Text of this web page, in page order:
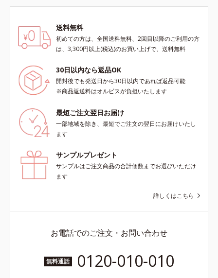
送料無料
初めての方は、全国送料無料、2回目以降のご利用の方
は、3,300円以上(税込)のお買い上げで、送料無料
30日以内なら返品OK
開封後でも発送日から30日以内であれば返品可能
※商品返送料はオルビスが負担いたします
最短ご注文翌日お届け
一部地域を除き、最短でご注文の翌日にお届けいたし
ます
サンプルプレゼント
サンプルはご注文商品の合計個数までお選びいただけ
ます
詳しくはこちら
お電話でのご注文・お問い合わせ
無料通話 0120-010-010